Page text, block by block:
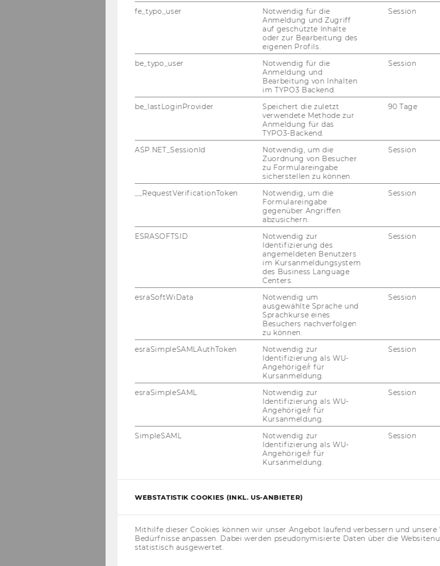
fe_typo_user
Notwendig für die
Anmeldung und Zugriff
auf geschützte Inhalte
oder zur Bearbeitung des
eigenen Profils.
Session
be_typo_user
Notwendig für die
Anmeldung und
Bearbeitung von Inhalten
im TYPO3 Backend.
Session
be_lastLoginProvider
Speichert die zuletzt
verwendete Methode zur
Anmeldung für das
TYPO3-Backend.
90 Tage
ASP.NET_SessionId
Notwendig, um die
Zuordnung von Besucher
zu Formulareingabe
sicherstellen zu können.
Session
__RequestVerificationToken
Notwendig, um die
Formulareingabe
gegenüber Angriffen
abzusichern.
Session
ESRASOFTSID
Notwendig zur
Identifizierung des
angemeldeten Benutzers
im Kursanmeldungsystem
des Business Language
Centers.
Session
esraSoftWiData
Notwendig um
ausgewählte Sprache und
Sprachkurse eines
Besuchers nachverfolgen
zu können.
Session
esraSimpleSAMLAuthToken
Notwendig zur
Identifizierung als WU-
Angehörige/r für
Kursanmeldung.
Session
esraSimpleSAML
Notwendig zur
Identifizierung als WU-
Angehörige/r für
Kursanmeldung.
Session
SimpleSAML
Notwendig zur
Identifizierung als WU-
Angehörige/r für
Kursanmeldung.
Session
WEBSTATISTIK COOKIES (INKL. US-ANBIETER)
Mithilfe dieser Cookies können wir unser Angebot laufend verbessern und unsere
Bedürfnisse anpassen. Dabei werden pseudonymisierte Daten über die
statistisch ausgewertet.